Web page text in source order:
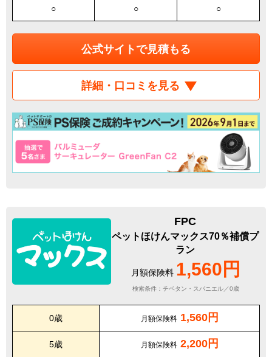
○ ○ ○
公式サイトで見積もる
詳細・口コミを見る
FPC
ペットほけんマックス70％補償プ
ラン
月額保険料 1,560円
検索条件：チベタン・スパニエル／0歳
0歳 月額保険料 1,560円
5歳 月額保険料 2,200円